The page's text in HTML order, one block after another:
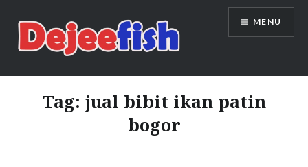
content
DEJEEFISH | PRODUSEN BENIH
IKAN BERKUALITAS INDONESIA
MENU
Tag: jual bibit ikan patin
bogor